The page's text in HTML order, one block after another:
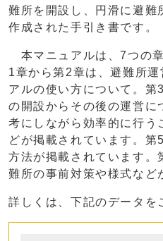
難所を開設し、円滑に避難
作成された手引き書です。
本マニュアルは、7つの
1章から第2章は、避難所運
アルの使い方について。
の開設からその後の運営に
考にしながら効率的に行う
どが掲載されています。
方法が掲載されています。
難所の事前対策や様式など
詳しくは、下記のデータを